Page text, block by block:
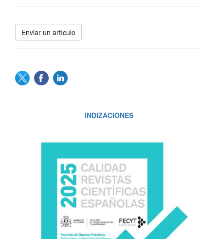
Enviar
un
Enviar un artículo
INDIZACIONES